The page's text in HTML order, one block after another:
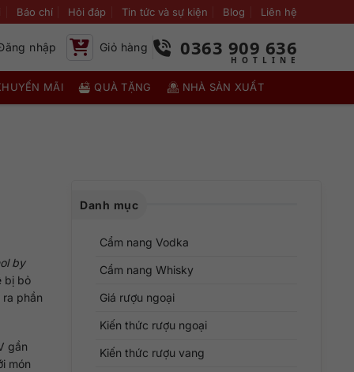
Báo chí Hỏi đáp Tin tức và sự kiện Blog Liên hệ
nhập Giỏ hàng 0363 909 636
MÃI QUÀ TẶNG NHÀ SẢN XUẤT
by
bị bỏ
phần
gần
món
Danh mục
Cẩm nang Vodka
Cẩm nang Whisky
Giá rượu ngoại
Kiến thức rượu ngoại
Kiến thức rượu vang